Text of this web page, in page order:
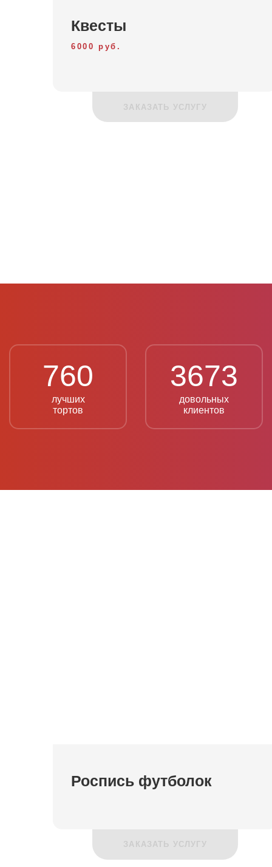
Квесты
6000 руб.
ЗАКАЗАТЬ УСЛУГУ
760
лучших
тортов
3673
довольных
клиентов
Роспись футболок
ЗАКАЗАТЬ УСЛУГУ